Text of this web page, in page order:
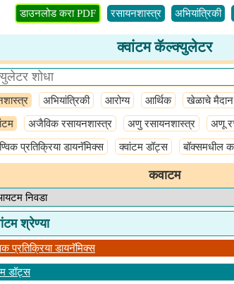
डाउनलोड करा PDF रसायनशास्त्र अभियांत्रिकी
क्वांटम कॅल्क्युलेटर
अभियांत्रिकी आरोग्य आर्थिक खेळाचे मैदान
अजैविक रसायनशास्त्र अणु रसायनशास्त्र अणू
प्रतिक्रिया डायनॅमिक्स क्वांटम डॉट्स बॉक्समधील
कवाटम
श्रेण्या
प्रतिक्रिया डायनॅमिक्स
डॉट्स